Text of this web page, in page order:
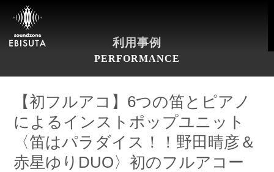
利用事例
【初フルアコ】6つの笛とピアノ
によるインストポップユニット
〈笛はパラダイス！！野田晴彦＆
赤星ゆりDUO〉初のフルアコー